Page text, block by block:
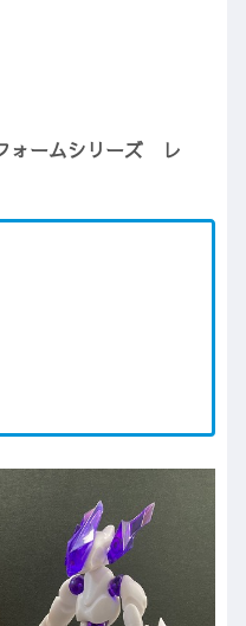
ォームシリーズ レ